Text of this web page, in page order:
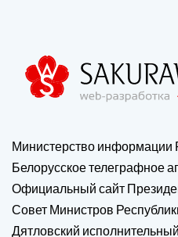
Министерство информации
Белорусское телеграфное
Официальный сайт
Совет Министров
Дятловский